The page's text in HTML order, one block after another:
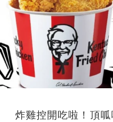
炸雞控開吃啦！頂